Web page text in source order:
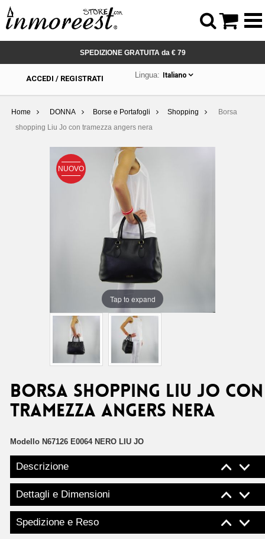
SPEDIZIONE GRATUITA da € 79
ACCEDI / REGISTRATI Lingua: Italiano
Home DONNA Borse e Portafogli Shopping
Borsa
shopping Liu Jo con tramezza angers nera
NUOVO
Tap to expand
Borsa shopping Liu Jo con
tramezza angers nera
Modello N67126 E0064 NERO LIU JO
Descrizione
Dettagli e Dimensioni
Spedizione e Reso
 